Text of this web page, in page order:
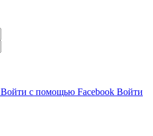
Войти с помощью Facebook Войти